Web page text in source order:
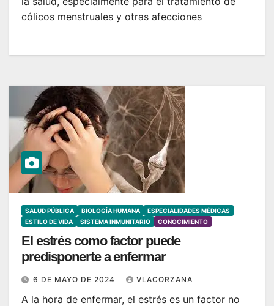
cólicos menstruales y otras afecciones
SALUD PÚBLICA BIOLOGÍA HUMANA
ESPECIALIDADES MÉDICAS
ESTILO DE VIDA
SISTEMA INMUNITARIO CONOCIMIENTO
El estrés como factor puede
predisponerte a enfermar
6 DE MAYO DE 2024 VLACORZANA
A la hora de enfermar, el estrés es un factor no